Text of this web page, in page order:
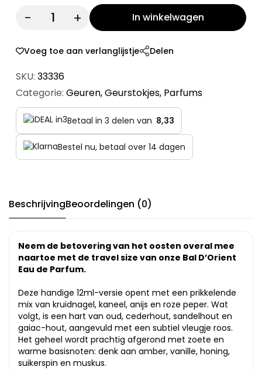
Quantity: In winkelwagen
Voeg toe aan verlanglijstje Delen
SKU: 33336
Categorie: Geuren,Geurstokjes, Parfums
Betaal in 3 delen van 8,33
Bestel nu, betaal over 14 dagen
BeschrijvingBeoordelingen (0)
Neem de betovering van het oosten overal mee
naartoe met de travel size van onze Bal D’Orient
Eau de Parfum.
Deze handige 12ml-versie opent met een prikkelende
mix van kruidnagel, kaneel, anijs en roze peper. Wat
volgt, is een hart van oud, cederhout, sandelhout en
gaiac-hout, aangevuld met een subtiel vleugje roos.
Het geheel wordt prachtig afgerond met zoete en
warme basisnoten: denk aan amber, vanille, honing,
suikerspin en muskus.